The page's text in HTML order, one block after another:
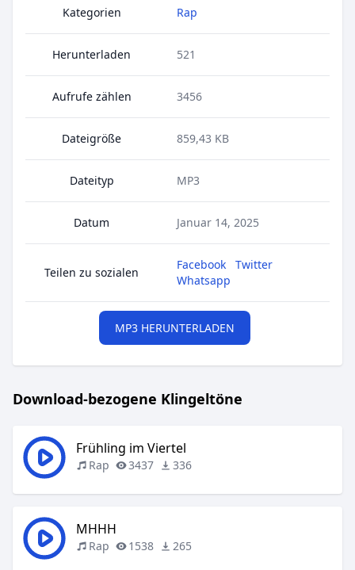
Kategorien Rap
Herunterladen 521
Aufrufe zählen 3456
Dateigröße 859,43 KB
Dateityp MP3
Datum Januar 14, 2025
Teilen zu sozialen
Facebook
Twitter
Whatsapp
MP3 HERUNTERLADEN
Download-bezogene Klingeltöne
Frühling im Viertel
Rap 3437 336
MHHH
Rap 1538 265